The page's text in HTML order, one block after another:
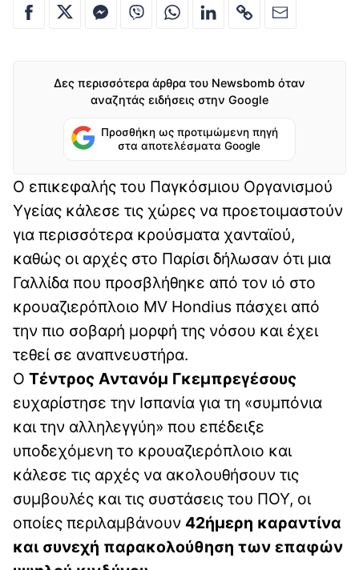
Δες περισσότερα άρθρα του Newsbomb όταν
αναζητάς ειδήσεις στην Google
Προσθήκη ως προτιμώμενη πηγή
στα αποτελέσματα Google
Ο επικεφαλής του Παγκόσμιου Οργανισμού
Υγείας κάλεσε τις χώρες να προετοιμαστούν
για περισσότερα κρούσματα χανταϊού,
καθώς οι αρχές στο Παρίσι δήλωσαν ότι μια
Γαλλίδα που προσβλήθηκε από τον ιό στο
κρουαζιερόπλοιο MV Hondius πάσχει από
την πιο σοβαρή μορφή της νόσου και έχει
τεθεί σε αναπνευστήρα.
Ο Τέντρος Αντανόμ Γκεμπρεγέσους
ευχαρίστησε την Ισπανία για τη «συμπόνια
και την αλληλεγγύη» που επέδειξε
υποδεχόμενη το κρουαζιερόπλοιο και
κάλεσε τις αρχές να ακολουθήσουν τις
συμβουλές και τις συστάσεις του ΠΟΥ, οι
οποίες περιλαμβάνουν 42ήμερη καραντίνα
και συνεχή παρακολούθηση των επαφών